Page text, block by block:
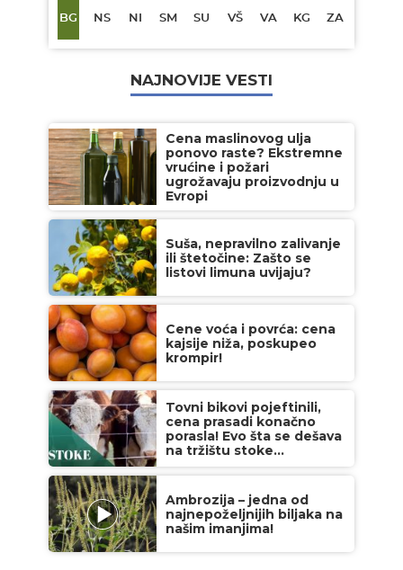
BG NS NI SM SU VŠ VA KG ZA
NAJNOVIJE VESTI
Cena maslinovog ulja
ponovo raste? Ekstremne
vrućine i požari
ugrožavaju proizvodnju u
Evropi
Suša, nepravilno zalivanje
ili štetočine: Zašto se
listovi limuna uvijaju?
Cene voća i povrća: cena
kajsije niža, poskupeo
krompir!
Tovni bikovi pojeftinili,
cena prasadi konačno
porasla! Evo šta se dešava
na tržištu stoke...
Ambrozija – jedna od
najnepoželjnijih biljaka na
našim imanjima!